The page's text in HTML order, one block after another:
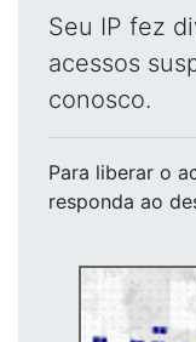
Seu IP fez
acessos
conosco.
Para liberar o
responda ao